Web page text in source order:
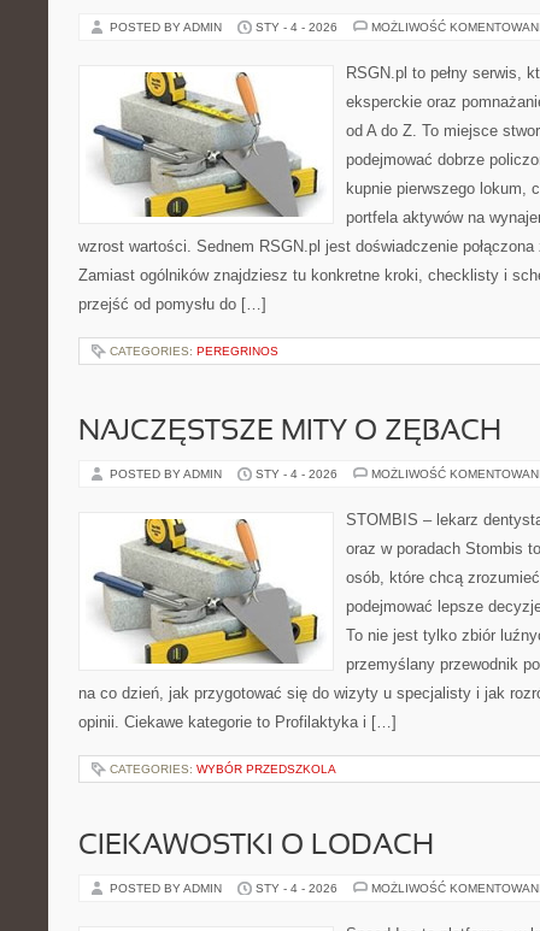
POSTED BY ADMIN STY - 4 - 2026 MOŻLIWOŚĆ
RSGN.pl to pełny serwis,
eksperckie oraz
od A do Z. To miejsce
podejmować dobrze
kupnie pierwszego lokum,
portfela aktywów na
wzrost wartości. Sednem RSGN.pl jest doświadczenie połączona
Zamiast ogólników znajdziesz tu konkretne kroki, checklisty i
przejść od pomysłu do […]
CATEGORIES: PEREGRINOS
NAJCZĘSTSZE MITY O ZĘBACH
POSTED BY ADMIN STY - 4 - 2026 MOŻLIWOŚĆ
STOMBIS – lekarz
oraz w poradach Stombis
osób, które chcą
podejmować lepsze
To nie jest tylko zbiór
przemyślany przewodnik
na co dzień, jak przygotować się do wizyty u specjalisty i jak
opinii. Ciekawe kategorie to Profilaktyka i […]
CATEGORIES: WYBÓR PRZEDSZKOLA
CIEKAWOSTKI O LODACH
POSTED BY ADMIN STY - 4 - 2026 MOŻLIWOŚĆ